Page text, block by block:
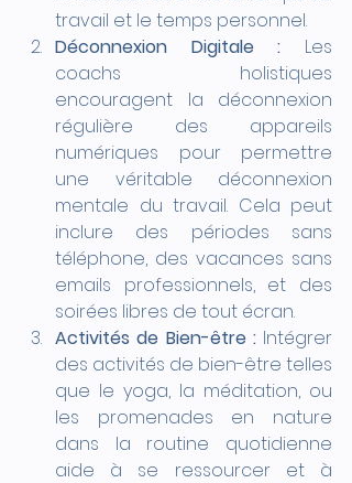
travail et le temps personnel.
Déconnexion Digitale : Les
coachs holistiques
encouragent la déconnexion
régulière des appareils
numériques pour permettre
une véritable déconnexion
mentale du travail. Cela peut
inclure des périodes sans
téléphone, des vacances sans
emails professionnels, et des
soirées libres de tout écran.
Activités de Bien-être : Intégrer
des activités de bien-être telles
que le yoga, la méditation, ou
les promenades en nature
dans la routine quotidienne
aide à se ressourcer et à